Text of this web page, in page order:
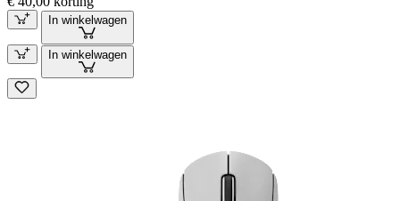
In winkelwagen
In winkelwagen